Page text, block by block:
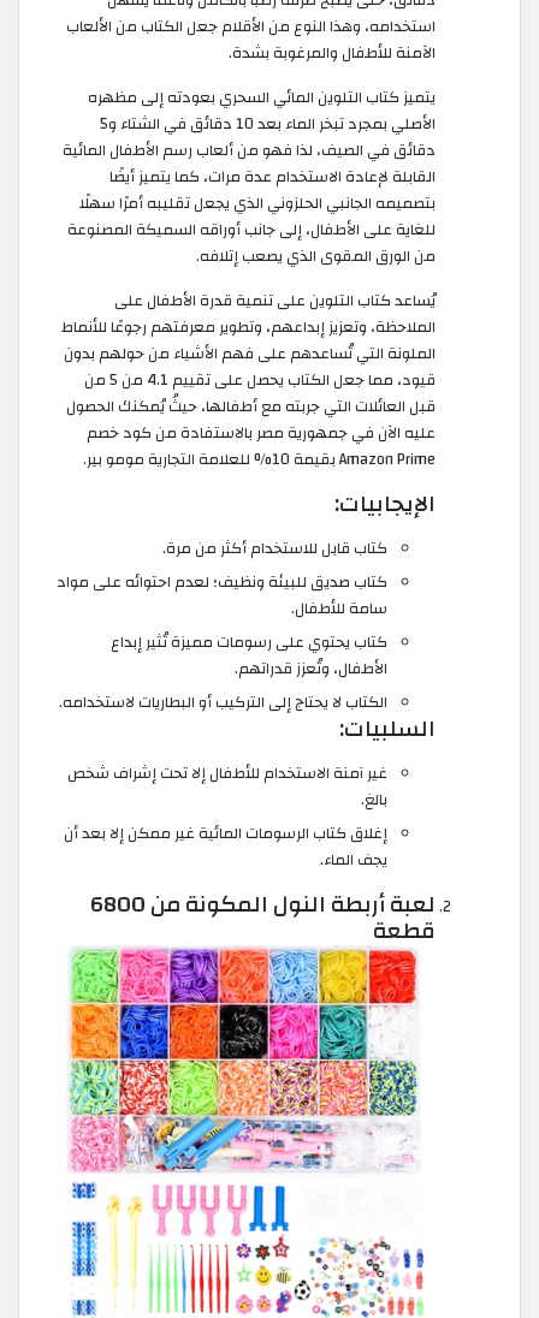
استخدامه، وهذا النوع من الأقلام جعل الكتاب من الألعاب
الآمنة للأطفال والمرغوبة بشدة.
يتميز كتاب التلوين المائي السحري بعودته إلى مظهره
الأصلي بمجرد تبخر الماء بعد 10 دقائق في الشتاء و5
دقائق في الصيف، لذا فهو من ألعاب رسم الأطفال المائية
القابلة لإعادة الاستخدام عدة مرات، كما يتميز أيضًا
بتصميمه الجانبي الحلزوني الذي يجعل تقليبه أمرًا سهلًا
للغاية على الأطفال، إلى جانب أوراقه السميكة المصنوعة
من الورق المقوى الذي يصعب إتلافه.
يُساعد كتاب التلوين على تنمية قدرة الأطفال على
الملاحظة، وتعزيز إبداعهم، وتطوير معرفتهم رجوعًا للأنماط
الملونة التي تُساعدهم على فهم الأشياء من حولهم بدون
قيود، مما جعل الكتاب يحصل على تقييم 4.1 من 5 من
قبل العائلات التي جربته مع أطفالها، حيثُ يُمكنك الحصول
عليه الآن في جمهورية مصر بالاستفادة من كود خصم
Amazon Prime بقيمة 10% للعلامة التجارية مومو بير.
الإيجابيات:
كتاب قابل للاستخدام أكثر من مرة.
كتاب صديق للبيئة ونظيف؛ لعدم احتوائه على مواد
سامة للأطفال.
كتاب يحتوي على رسومات مميزة تُثير إبداع
الأطفال، وتُعزز قدراتهم.
الكتاب لا يحتاج إلى التركيب أو البطاريات لاستخدامه.
السلبيات:
غير آمنة الاستخدام للأطفال إلا تحت إشراف شخص
بالغ.
إغلاق كتاب الرسومات المائية غير ممكن إلا بعد أن
يجف الماء.
لعبة أربطة النول المكونة من 6800
قطعة